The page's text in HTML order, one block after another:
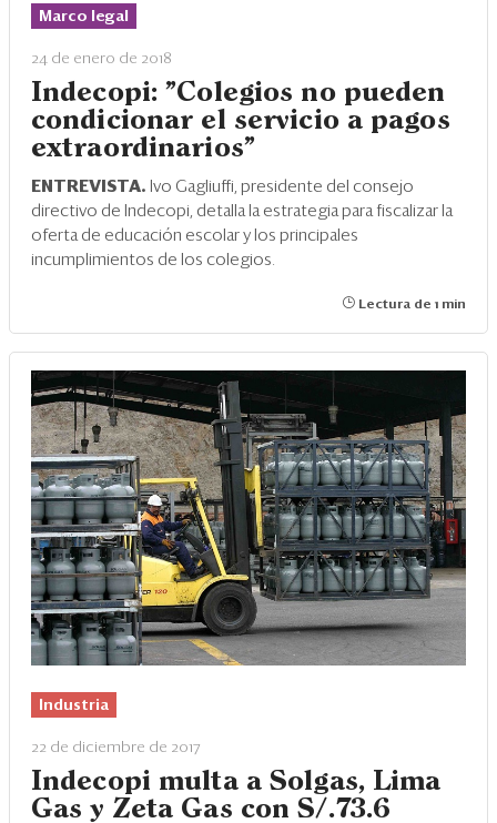
Marco legal
24 de enero de 2018
Indecopi: "Colegios no pueden
condicionar el servicio a pagos
extraordinarios"
ENTREVISTA. Ivo Gagliuffi, presidente del consejo
directivo de Indecopi, detalla la estrategia para fiscalizar la
oferta de educación escolar y los principales
incumplimientos de los colegios.
Lectura de 1 min
Industria
22 de diciembre de 2017
Indecopi multa a Solgas, Lima
Gas y Zeta Gas con S/.73.6